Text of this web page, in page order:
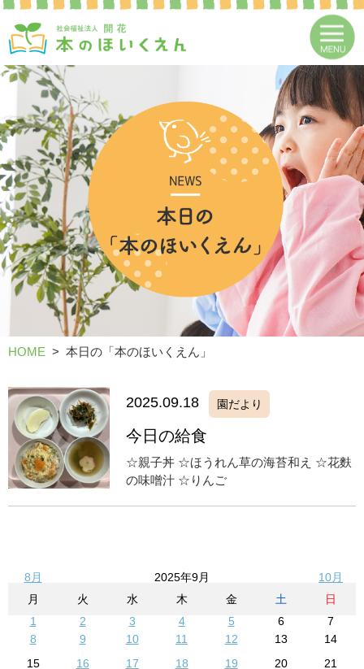
HOME 本日の「本のほいくえん」
2025.09.18 園だより
今日の給食
☆親子丼 ☆ほうれん草の海苔和え ☆花麩
の味噌汁 ☆りんご
8月 2025年9月
10月
月
火 水 木 金 土
日
1
2 3 4 5 6
7
8
9 10 11 12 13
14
15
16 17 18 19 20
21